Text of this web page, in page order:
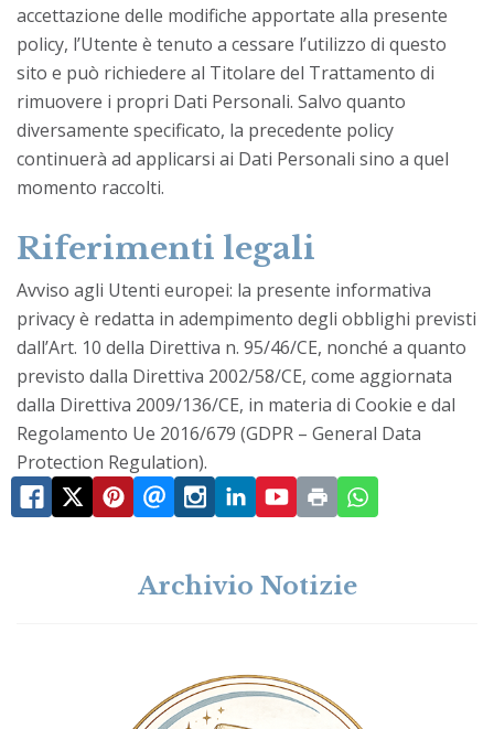
accettazione delle modifiche apportate alla presente
policy, l’Utente è tenuto a cessare l’utilizzo di questo
sito e può richiedere al Titolare del Trattamento di
rimuovere i propri Dati Personali. Salvo quanto
diversamente specificato, la precedente policy
continuerà ad applicarsi ai Dati Personali sino a quel
momento raccolti.
Riferimenti legali
Avviso agli Utenti europei: la presente informativa
privacy è redatta in adempimento degli obblighi previsti
dall’Art. 10 della Direttiva n. 95/46/CE, nonché a quanto
previsto dalla Direttiva 2002/58/CE, come aggiornata
dalla Direttiva 2009/136/CE, in materia di Cookie e dal
Regolamento Ue 2016/679 (GDPR – General Data
Protection Regulation).
Archivio Notizie